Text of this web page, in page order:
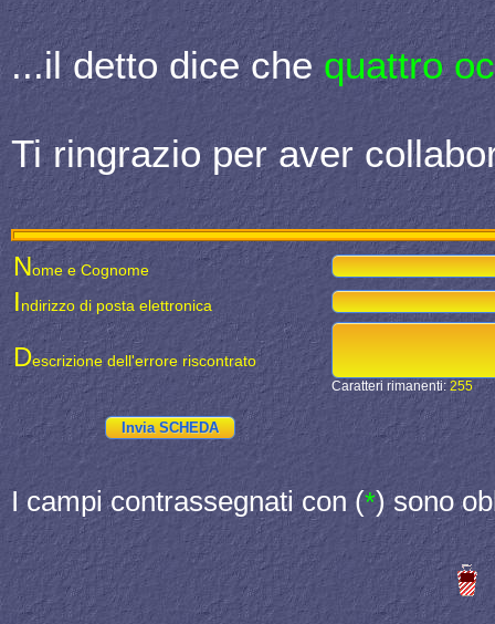
...il detto dice chequattro
Ti ringrazio per aver
Nome e Cognome
Indirizzo di posta elettronica
Descrizione dell'errore riscontrato
Caratteri rimanenti: 255
I campi contrassegnati con (*) sono